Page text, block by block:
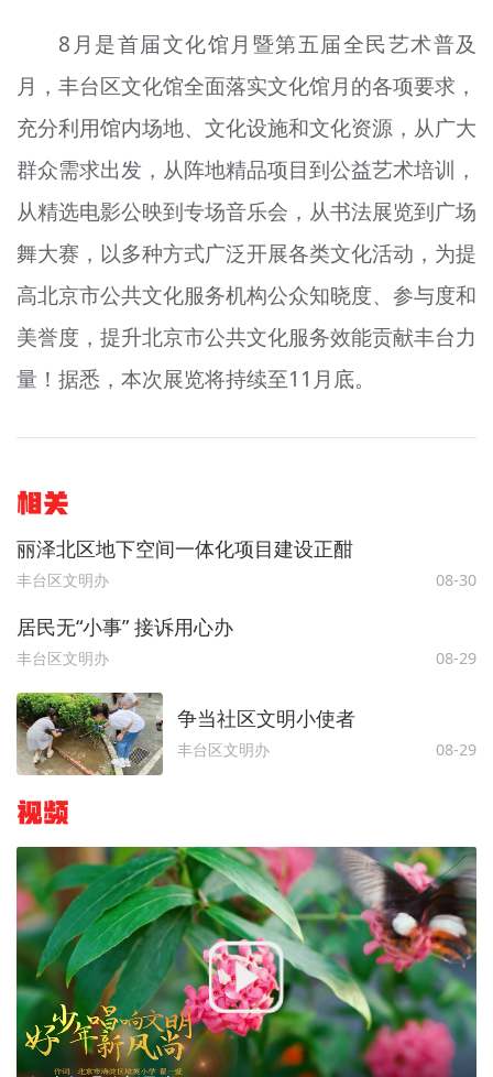
8月是首届文化馆月暨第五届全民艺术普及
月，丰台区文化馆全面落实文化馆月的各项要求，
充分利用馆内场地、文化设施和文化资源，从广大
群众需求出发，从阵地精品项目到公益艺术培训，
从精选电影公映到专场音乐会，从书法展览到广场
舞大赛，以多种方式广泛开展各类文化活动，为提
高北京市公共文化服务机构公众知晓度、参与度和
美誉度，提升北京市公共文化服务效能贡献丰台力
量！据悉，本次展览将持续至11月底。
相关
丽泽北区地下空间一体化项目建设正酣
丰台区文明办 08-30
居民无“小事” 接诉用心办
丰台区文明办 08-29
争当社区文明小使者
丰台区文明办 08-29
视频